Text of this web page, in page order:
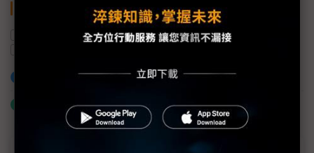
財報 營益 獲利
半導體產業
加入已選取到「關鍵字追蹤」
什麼是「關鍵字追蹤」